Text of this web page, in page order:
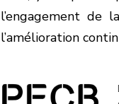
l’engagement de
l’amélioration